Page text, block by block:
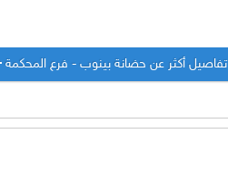
تفاصيل أكثر عن حضانة بينوب - فرع المحكمة